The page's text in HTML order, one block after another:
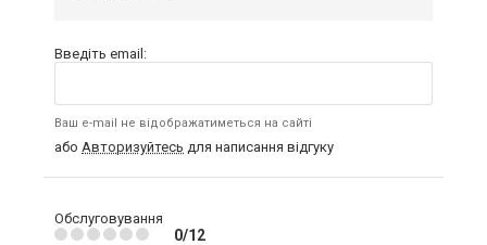
Введіть email:
Ваш e-mail не відображатиметься на сайті
або Авторизуйтесь для написання відгуку
Обслуговування
0/12